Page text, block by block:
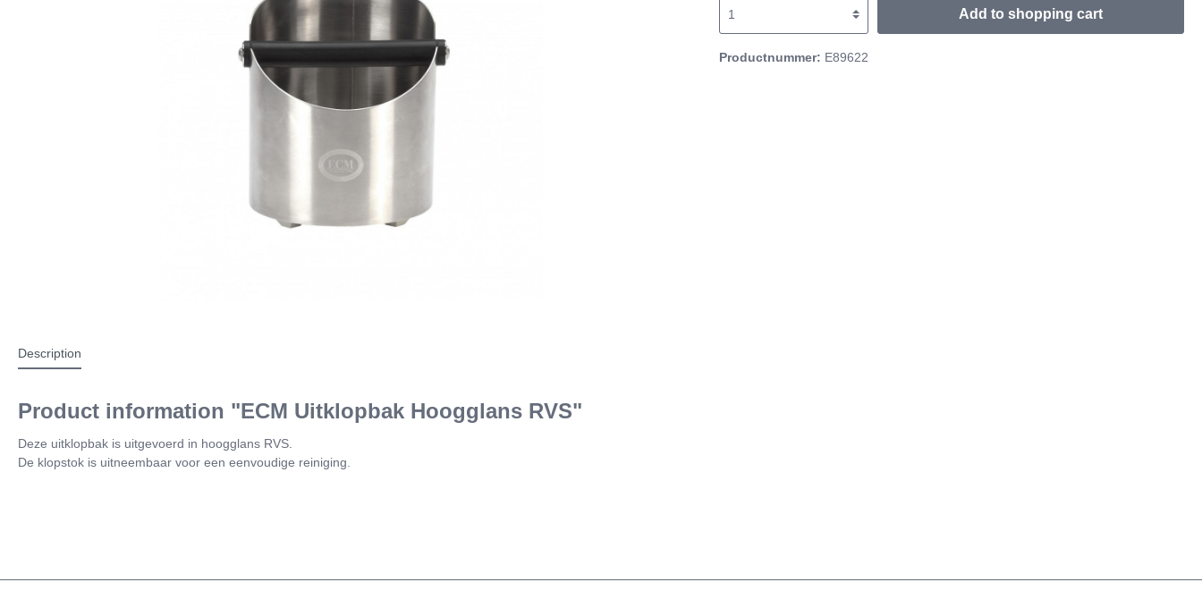
Add to shopping cart
Productnummer: E89622
Description
Product information "ECM Uitklopbak Hoogglans RVS"
Deze uitklopbak is uitgevoerd in hoogglans RVS.
De klopstok is uitneembaar voor een eenvoudige reiniging.